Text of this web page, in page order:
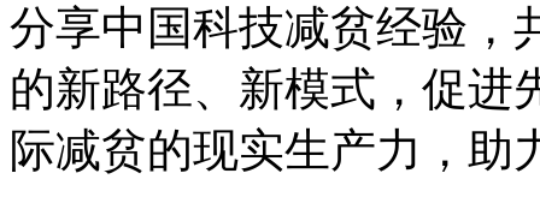
分享中国科技减贫经验，
的新路径、新模式，促进
际减贫的现实生产力，助